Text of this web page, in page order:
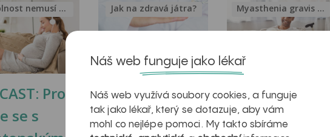
Proč
se s
Nevolnost nemusí být nutnou...
Ztukovatění
jater v datech a
Jak na zdravá játra?
Inovativní
léčba
Myasthenia gravis – vše, co...
Náš web funguje jako lékař
Náš web využívá soubory cookies, a funguje
tak jako lékař, který se dotazuje, aby vám
mohl co nejlépe pomoci. My takto sbíráme